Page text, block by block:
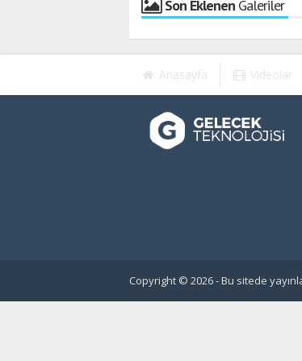
Son EklenenGaleriler
Anasayfa Videolar
Copyright © 2026 - Bu sitede